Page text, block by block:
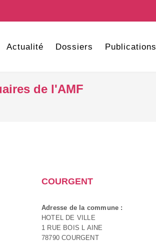
Actualité Dossiers Publications
de l'AMF
COURGENT
Adresse de la commune :
HOTEL DE VILLE
1 RUE BOIS L AINE
78790 COURGENT